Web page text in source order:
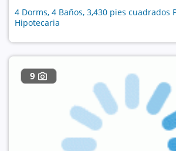
4 Dorms, 4 Baños, 3,430 pies cuadrados
Hipotecaria
9